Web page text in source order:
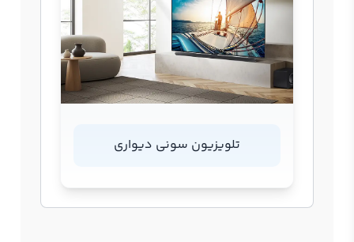
تلویزیون سونی دیواری